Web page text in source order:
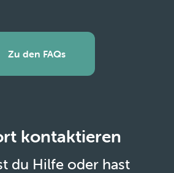
Zu den FAQs
kontaktieren
du Hilfe oder hast